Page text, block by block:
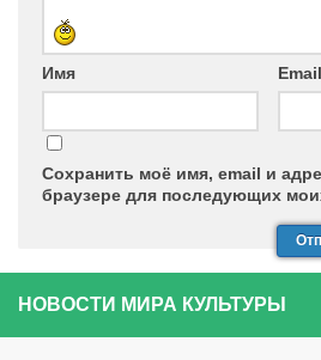
Имя Email
Сохранить моё имя, email и
браузере для последующих
НОВОСТИ МИРА КУЛЬТУРЫ